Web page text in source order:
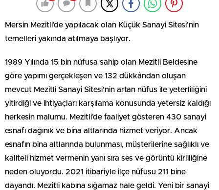
Mersin Mezitli’de yapılacak olan Küçük Sanayi Sitesi’nin
temelleri yakında atılmaya başlıyor.
1989 Yılında 15 bin nüfusa sahip olan Mezitli Beldesine
göre yapımı gerçekleşen ve 132 dükkândan oluşan
mevcut Mezitli Sanayi Sitesi’nin artan nüfus ile yeterliliğini
yitirdiği ve ihtiyaçları karşılama konusunda yetersiz kaldığı
herkesin malumu. Mezitli’de faaliyet gösteren 430 sanayi
esnafı dağınık ve bina altlarında hizmet veriyor. Ancak
esnafın bina altlarında bulunması, müşterilerine sağlıklı ve
kaliteli hizmet vermenin yanı sıra ses ve görüntü kirliliğine
neden oluyordu. 2021 itibariyle ilçe nüfusu 211 bine
dayandı. Mezitli kabına sığamaz hale geldi. Yeni bir sanayi